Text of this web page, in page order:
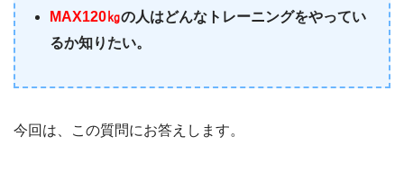
MAX120㎏の人はどんなトレーニングをやってい
るか知りたい。
今回は、この質問にお答えします。